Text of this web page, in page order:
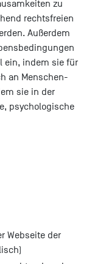
zu
rechtsfreien
Außerdem
ein, indem sie für
an Menschen-
sie in der
psychologische
Webseite der